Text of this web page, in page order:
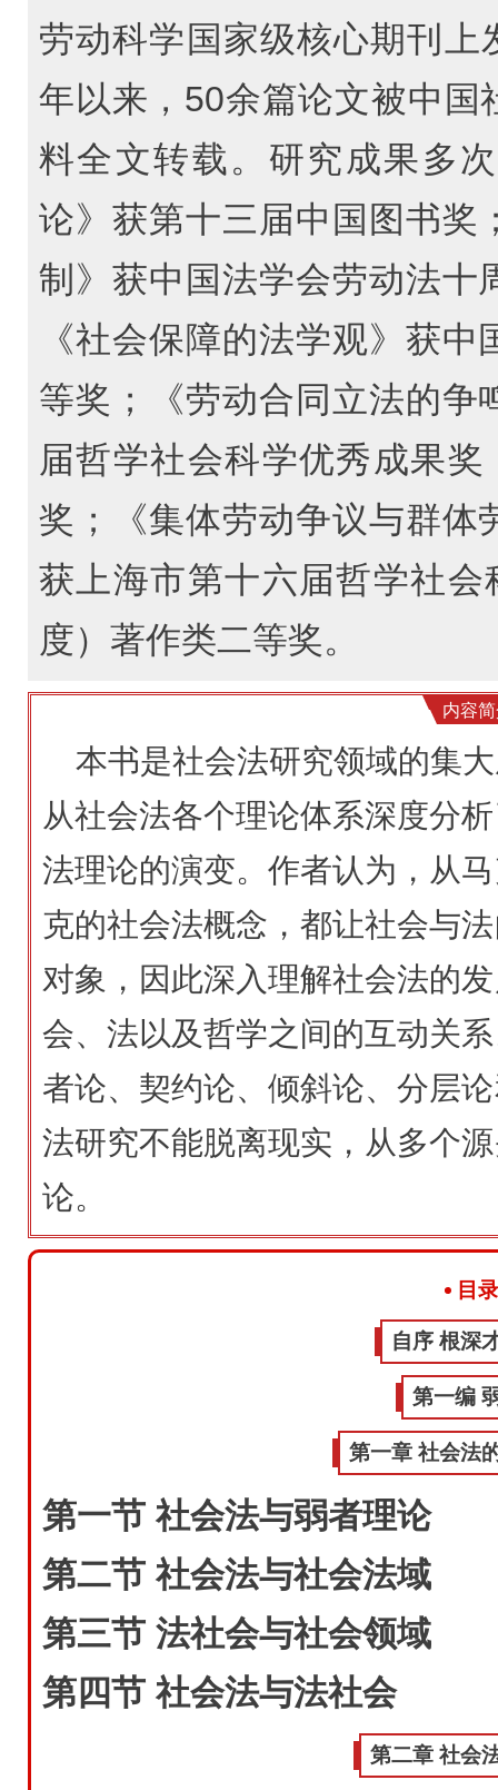
劳动科学国家级核心期刊
年以来，50余篇论文被中国
料全文转载。研究成果多
论》获第十三届中国图书奖
制》获中国法学会劳动法十
《社会保障的法学观》获
等奖；《劳动合同立法的争
届哲学社会科学优秀成果
奖；《集体劳动争议与群体
获上海市第十六届哲学社
度）著作类二等奖。
内容
本书是社会法研究领域的集
从社会法各个理论体系深度分
法理论的演变。作者认为，从
克的社会法概念，都让社会与
对象，因此深入理解社会法的
会、法以及哲学之间的互动关
者论、契约论、倾斜论、分层
法研究不能脱离现实，从多个
论。
目录
自序 根深
第一编
第一章 社会法
第一节 社会法与弱者理论
第二节 社会法与社会法域
第三节 法社会与社会领域
第四节 社会法与法社会
第二章 社会